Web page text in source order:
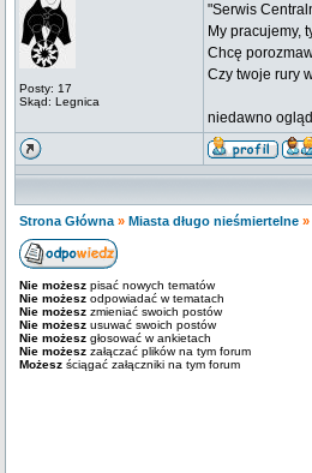
Posty: 17
Skąd: Legnica
"Serwis
My pracujemy,
Chcę
Czy twoje rury
niedawno
Strona Główna » Miasta długo nieśmiertelne »
Nie możesz pisać nowych tematów
Nie możesz odpowiadać w tematach
Nie możesz zmieniać swoich postów
Nie możesz usuwać swoich postów
Nie możesz głosować w ankietach
Nie możesz załączać plików na tym forum
Możesz ściągać załączniki na tym forum